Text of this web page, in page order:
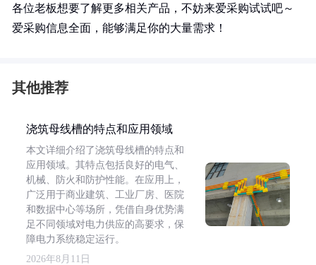
各位老板想要了解更多相关产品，不妨来爱采购试试吧～
爱采购信息全面，能够满足你的大量需求！
其他推荐
浇筑母线槽的特点和应用领域
本文详细介绍了浇筑母线槽的特点和
应用领域。其特点包括良好的电气、
机械、防火和防护性能。在应用上，
广泛用于商业建筑、工业厂房、医院
和数据中心等场所，凭借自身优势满
足不同领域对电力供应的高要求，保
障电力系统稳定运行。
2026年8月11日